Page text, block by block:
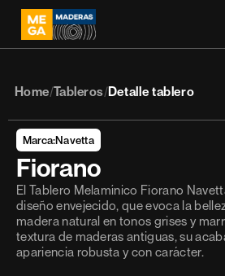
Home/Tableros/Detalle tablero
Marca:Navetta
Fiorano
El Tablero Melamínico Fiorano
diseño envejecido, que evoca la
madera natural en tonos grises y
textura de maderas antiguas, su
apariencia robusta y con carácter.